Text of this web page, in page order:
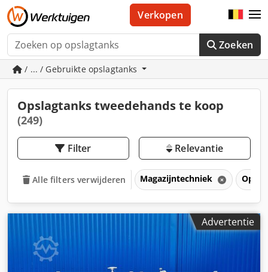
Zoeken
Verkopen
/ ... / Gebruikte opslagtanks
Opslagtanks tweedehands te koop
(249)
Filter Relevantie
Alle filters verwijderen Magazijntechniek
Advertentie